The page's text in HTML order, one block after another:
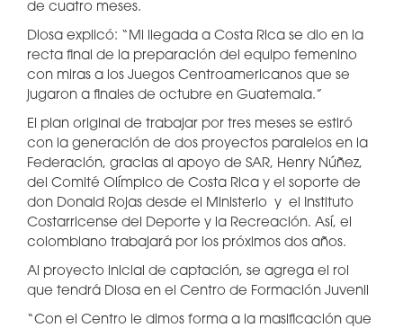
de cuatro meses.
Diosa explicó: “Mi llegada a Costa Rica se dio en la
recta final de la preparación del equipo femenino
con miras a los Juegos Centroamericanos que se
jugaron a finales de octubre en Guatemala.”
El plan original de trabajar por tres meses se estiró
con la generación de dos proyectos paralelos en la
Federación, gracias al apoyo de SAR, Henry Núñez,
del Comité Olímpico de Costa Rica y el soporte de
don Donald Rojas desde el Ministerio y el Instituto
Costarricense del Deporte y la Recreación. Así, el
colombiano trabajará por los próximos dos años.
Al proyecto inicial de captación, se agrega el rol
que tendrá Diosa en el Centro de Formación Juvenil
“Con el Centro le dimos forma a la masificación que